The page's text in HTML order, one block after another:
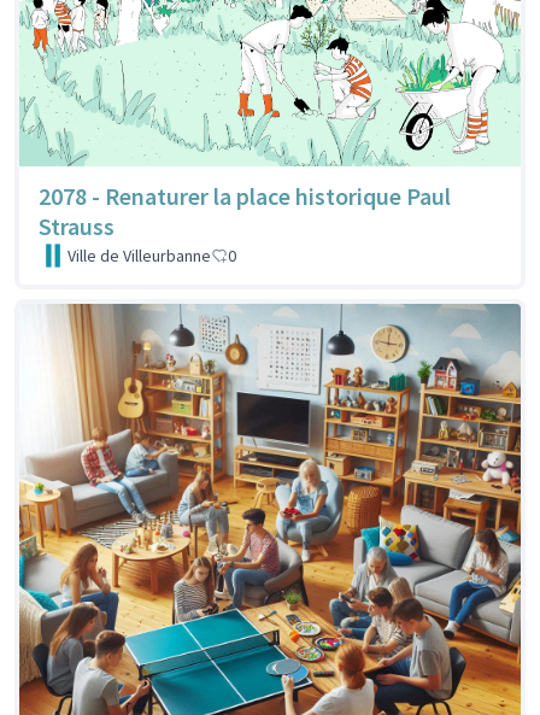
2078 - Renaturer la place historique Paul
Strauss
Ville de Villeurbanne 0